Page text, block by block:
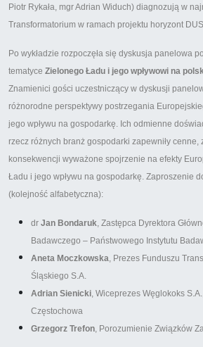
Piotr Rykała, mgr Adrian Widuch) diagnozują w
Transformatorium w ramach projektu horyzont
Po wykładzie rozpoczęła się dyskusja panelowa
tematyce Zielonego Ładu i jego wpływowi na
Znamienici gości uczestniczący w dyskusji
różnorodne perspektywy postrzegania
jego wpływu na gospodarkę. Ich odmienne
rzecz różnych branż gospodarki zapewniły cenne,
konsekwencji wyważone spojrzenie na efekty
Ładu i jego wpływu na gospodarkę. Zaproszenie
(kolejność alfabetyczna):
dr Jan Bondaruk, Zastępca Dyrektora
Badawczego – Państwowego Instytutu
Aneta Moczkowska, Prezes Funduszu
Śląskiego S.A.
Adrian Sienicki, Wiceprezes Węglokoks
Częstochowa
Grzegorz Trefon, Porozumienie Związków